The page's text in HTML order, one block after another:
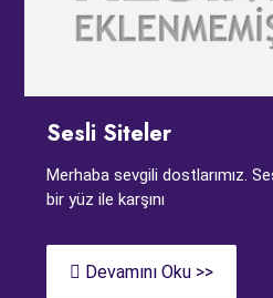
Sesli Siteler
Merhaba sevgili dostlarımız.
bir yüz ile karşını
Devamını Oku >>